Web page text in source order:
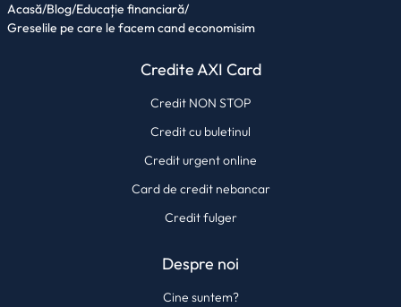
Acasă/Blog/Educație financiară/
Greselile pe care le facem cand economisim
Credite AXI Card
Credit NON STOP
Credit cu buletinul
Credit urgent online
Card de credit nebancar
Credit fulger
Despre noi
Cine suntem?